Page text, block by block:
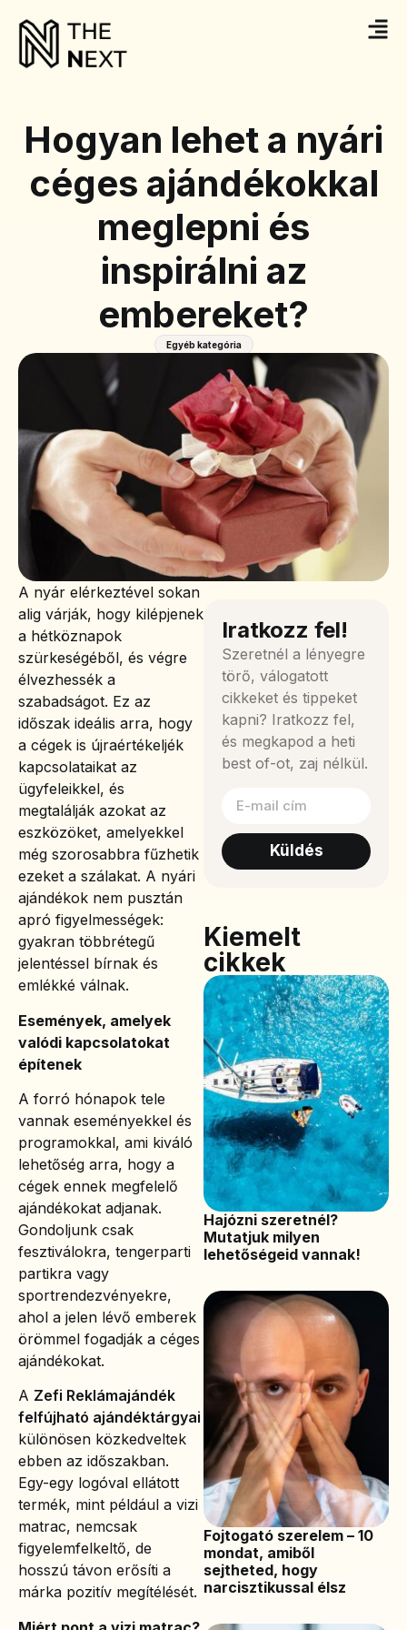
Hogyan lehet a nyári
céges ajándékokkal
meglepni és
inspirálni az
embereket?
Egyéb kategória
A nyár elérkeztével sokan
alig várják, hogy kilépjenek
a hétköznapok
szürkeségéből, és végre
élvezhessék a
szabadságot. Ez az
időszak ideális arra, hogy
a cégek is újraértékeljék
kapcsolataikat az
ügyfeleikkel, és
megtalálják azokat az
eszközöket, amelyekkel
még szorosabbra fűzhetik
ezeket a szálakat. A nyári
ajándékok nem pusztán
apró figyelmességek:
gyakran többrétegű
jelentéssel bírnak és
emlékké válnak.
Események, amelyek
valódi kapcsolatokat
építenek
A forró hónapok tele
vannak eseményekkel és
programokkal, ami kiváló
lehetőség arra, hogy a
cégek ennek megfelelő
ajándékokat adjanak.
Gondoljunk csak
fesztiválokra, tengerparti
partikra vagy
sportrendezvényekre,
ahol a jelen lévő emberek
örömmel fogadják a céges
ajándékokat.
A Zefi Reklámajándék
felfújható ajándéktárgyai
különösen közkedveltek
ebben az időszakban.
Egy-egy logóval ellátott
termék, mint például a vizi
matrac, nemcsak
figyelemfelkeltő, de
hosszú távon erősíti a
márka pozitív megítélését.
Iratkozz fel!
Szeretnél a lényegre
törő, válogatott
cikkeket és tippeket
kapni? Iratkozz fel,
és megkapod a heti
best of-ot, zaj nélkül.
Küldés
Kiemelt
cikkek
Hajózni szeretnél?
Mutatjuk milyen
lehetőségeid vannak!
Fojtogató szerelem – 10
mondat, amiből
sejtheted, hogy
narcisztikussal élsz